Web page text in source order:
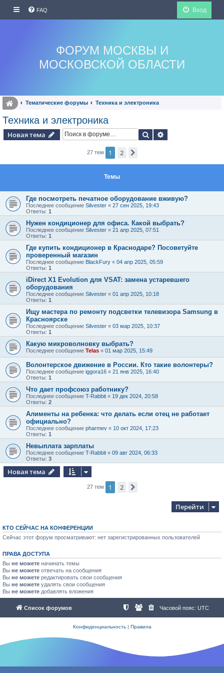
FAQ Вход
ФОРУМ МОСКВЫ И
МОСКОВСКОЙ ОБЛАСТИ
Тематические форумы Техника и электроника
Техника и электроника
Новая тема Поиск
27 тем 1 2
Темы
Где посмотреть печатное оборудование вживую?
Последнее сообщение Silvester « 27 сен 2025, 19:43
Ответы: 1
Нужен кондиционер для офиса. Какой выбрать?
Последнее сообщение Silvester « 21 апр 2025, 07:51
Ответы: 1
Где купить кондиционер в Краснодаре? Посоветуйте
проверенный магазин
Последнее сообщение BlackFury « 04 апр 2025, 05:59
Ответы: 1
iDirect X1 Evolution для VSAT: замена устаревшего
оборудования
Последнее сообщение Silvester « 01 апр 2025, 10:18
Ответы: 1
Ищу мастера по ремонту подсветки телевизора Samsung в
Красноярске
Последнее сообщение Silvester « 03 мар 2025, 10:37
Ответы: 1
Какую микроволновку выбрать?
Последнее сообщение Telas « 01 мар 2025, 15:49
Волонтерское движение в России. Кто такие волонтеры?
Последнее сообщение iggora16 « 21 янв 2025, 16:40
Ответы: 1
Что дает профсоюз работнику?
Последнее сообщение T-Rabbit « 19 дек 2024, 20:58
Ответы: 2
Алименты на ребенка: что делать если отец не работает
официально?
Последнее сообщение pharmev « 10 окт 2024, 17:23
Ответы: 1
Невыплата зарплаты
Последнее сообщение T-Rabbit « 09 авг 2024, 06:33
Ответы: 3
Новая тема
27 тем 1 2
Перейти
КТО СЕЙЧАС НА КОНФЕРЕНЦИИ
Сейчас этот форум просматривают: нет зарегистрированных пользователей
ПРАВА ДОСТУПА
Вы не можете начинать темы
Вы не можете отвечать на сообщения
Вы не можете редактировать свои сообщения
Вы не можете удалять свои сообщения
Вы не можете добавлять вложения
Список форумов Часовой пояс: UTC
Конфиденциальность| Правила